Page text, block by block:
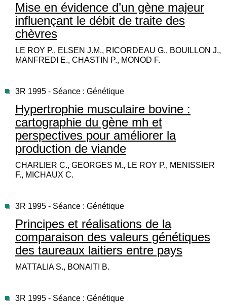
Mise en évidence d’un gène majeur
influençant le débit de traite des
chèvres
LE ROY P., ELSEN J.M., RICORDEAU G., BOUILLON J.,
MANFREDI E., CHASTIN P., MONOD F.
3R 1995 - Séance : Génétique
Hypertrophie musculaire bovine :
cartographie du gène mh et
perspectives pour améliorer la
production de viande
CHARLIER C., GEORGES M., LE ROY P., MENISSIER
F., MICHAUX C.
3R 1995 - Séance : Génétique
Principes et réalisations de la
comparaison des valeurs génétiques
des taureaux laitiers entre pays
MATTALIA S., BONAITI B.
3R 1995 - Séance : Génétique